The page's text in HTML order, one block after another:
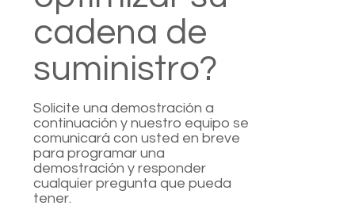
cadena de
suministro?
Solicite una demostración a
continuación y nuestro equipo se
comunicará con usted en breve
para programar una
demostración y responder
cualquier pregunta que pueda
tener.